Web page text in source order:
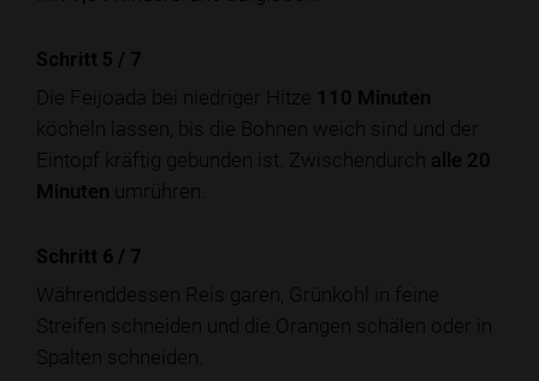
Schritt 5 / 7
Die Feijoada bei niedriger Hitze 110 Minuten
köcheln lassen, bis die Bohnen weich sind und der
Eintopf kräftig gebunden ist. Zwischendurch alle 20
Minuten umrühren.
Schritt 6 / 7
Währenddessen Reis garen, Grünkohl in feine
Streifen schneiden und die Orangen schälen oder in
Spalten schneiden.